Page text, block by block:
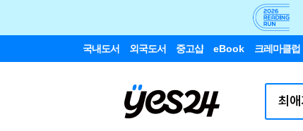
국내도서 외국도서 중고샵 eBook 크레마클럽